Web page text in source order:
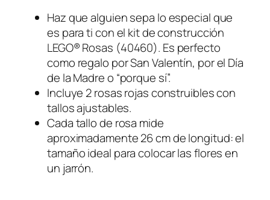
Haz que alguien sepa lo especial que
es para ti con el kit de construcción
LEGO® Rosas (40460). Es perfecto
como regalo por San Valentín, por el Día
de la Madre o “porque sí”.
Incluye 2 rosas rojas construibles con
tallos ajustables.
Cada tallo de rosa mide
aproximadamente 26 cm de longitud: el
tamaño ideal para colocar las flores en
un jarrón.